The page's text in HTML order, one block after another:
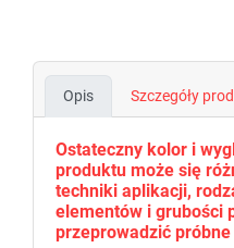
Opis Szczegóły
Ostateczny kolor i
produktu może się
techniki aplikacji,
elementów i grubości
przeprowadzić